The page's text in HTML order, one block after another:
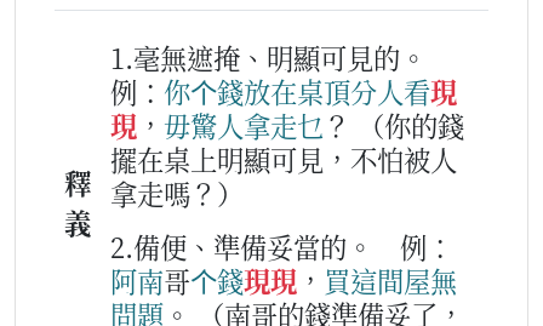
釋
義
1.毫無遮掩、明顯可見的。
例： 你个錢放在桌頂分人看現
現 ， 毋驚人拿走乜？
（你的錢
擺在桌上明顯可見，不怕被人
拿走嗎？）
2.備便、準備妥當的。
例：
阿南哥个錢現現 ， 買這間屋無
問題 。
（南哥的錢準備妥了，